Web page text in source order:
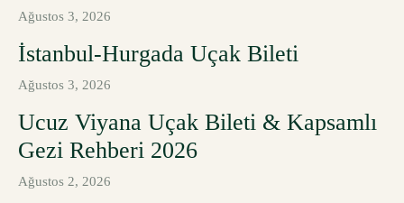
Ağustos 3, 2026
İstanbul-Hurgada Uçak Bileti
Ağustos 3, 2026
Ucuz Viyana Uçak Bileti & Kapsamlı
Gezi Rehberi 2026
Ağustos 2, 2026